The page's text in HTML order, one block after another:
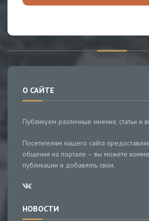
О САЙТЕ
Публикуем различные мнения, статьи и
Посетителям нашего сайта
общения на портале – вы можете
публикации и добавлять свои.
НОВОСТИ